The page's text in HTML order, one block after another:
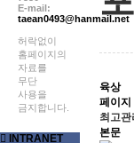
육상
페이지
최고관
본문
E-mail:
taean0493@hanmail.net
허락없이
홈페이지의
자료를
무단
사용을
금지합니다.
INTRANET